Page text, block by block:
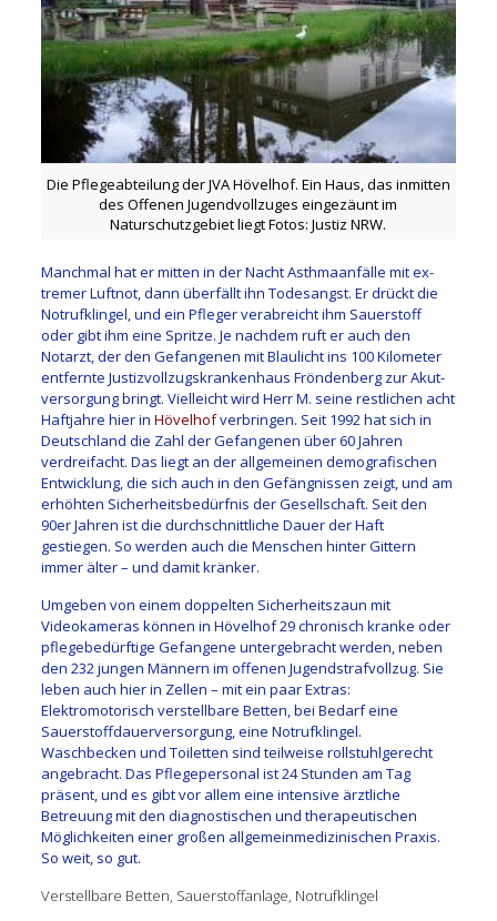
Die Pflegeabteilung der JVA Hövelhof. Ein Haus, das inmitten
des Offenen Jugendvollzuges eingezäunt im
Naturschutzgebiet liegt Fotos: Justiz NRW.
Manchmal hat er mitten in der Nacht Asthmaanfälle mit ex­
tremer Luftnot, dann überfällt ihn Todesangst. Er drückt die
Notrufklingel, und ein Pfleger verab­reicht ihm Sauerstoff
oder gibt ihm eine Spritze. Je nachdem ruft er auch den
Notarzt, der den Gefangenen mit Blaulicht ins 100 Kilometer
entfernte Justizvollzugskrankenhaus Fröndenberg zur Akut­
versorgung bringt. Vielleicht wird Herr M. seine restlichen acht
Haftjahre hier in Hövelhofverbringen. Seit 1992 hat sich in
Deutschland die Zahl der Gefangenen über 60 Jahren
verdreifacht. Das liegt an der allgemeinen demografischen
Entwicklung, die sich auch in den Gefängnissen zeigt, und am
erhöhten Sicherheitsbedürfnis der Gesellschaft. Seit den
90er Jahren ist die durchschnittliche Dauer der Haft
gestiegen. So werden auch die Menschen hinter Gittern
immer älter – und damit kränker.
Umgeben von einem doppel­ten Sicherheitszaun mit
Videokameras können in Hövelhof 29 chronisch kranke oder
pflege­bedürftige Gefangene untergebracht werden, neben
den 232 ­jungen Männern im offenen Jugendstrafvollzug. Sie
leben auch hier in Zellen – mit ein paar Extras:
Elektromotorisch verstellbare Betten, bei Bedarf eine
Sauerstoffdauerversorgung, eine Notrufklingel.
Waschbecken und Toi­letten sind teilweise rollstuhlgerecht
angebracht. Das Pflegepersonal ist 24 Stunden am Tag
präsent, und es gibt vor allem eine intensive ärztliche
Betreuung mit den diagnostischen und therapeutischen
Möglichkeiten einer großen allgemeinmedizinischen Praxis.
So weit, so gut.
Verstellbare Betten, Sauerstoffanlage, Notrufklingel